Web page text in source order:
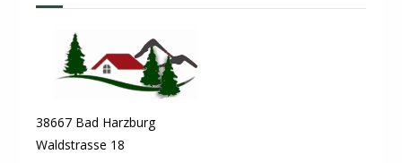
38667 Bad Harzburg
Waldstrasse 18